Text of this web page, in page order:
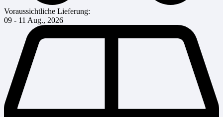
Voraussichtliche Lieferung:
09 - 11 Aug., 2026